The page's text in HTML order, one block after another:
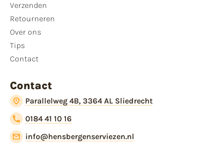
Verzenden
Retourneren
Over ons
Tips
Contact
Contact
Parallelweg 4B, 3364 AL Sliedrecht
0184 41 10 16
info@hensbergenserviezen.nl